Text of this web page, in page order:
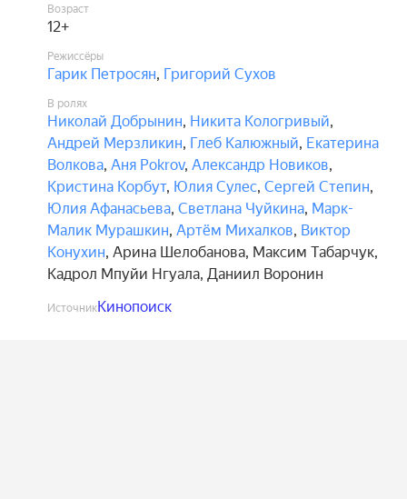
Возраст
12+
Режиссёры
Гарик Петросян, Григорий Сухов
В ролях
Николай Добрынин, Никита Кологривый,
Андрей Мерзликин, Глеб Калюжный, Екатерина
Волкова, Аня Pokrov, Александр Новиков,
Кристина Корбут, Юлия Сулес, Сергей Степин,
Юлия Афанасьева, Светлана Чуйкина, Марк-
Малик Мурашкин, Артём Михалков, Виктор
Конухин, Арина Шелобанова, Максим Табарчук,
Кадрол Мпуйи Нгуала, Даниил Воронин
ИсточникКинопоиск